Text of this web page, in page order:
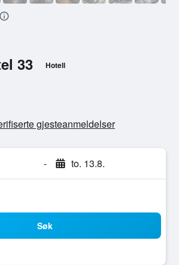
33 Hotell
gjesteanmeldelser
- to. 13.8.
Søk